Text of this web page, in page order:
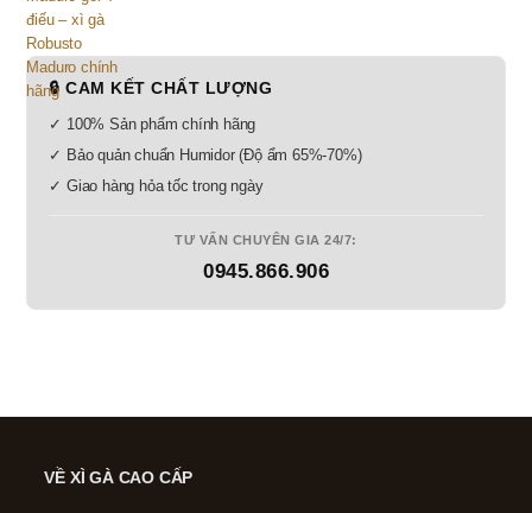
🔒 CAM KẾT CHẤT LƯỢNG
✓ 100% Sản phẩm chính hãng
✓ Bảo quản chuẩn Humidor (Độ ẩm 65%-70%)
✓ Giao hàng hỏa tốc trong ngày
TƯ VẤN CHUYÊN GIA 24/7:
0945.866.906
VỀ XÌ GÀ CAO CẤP